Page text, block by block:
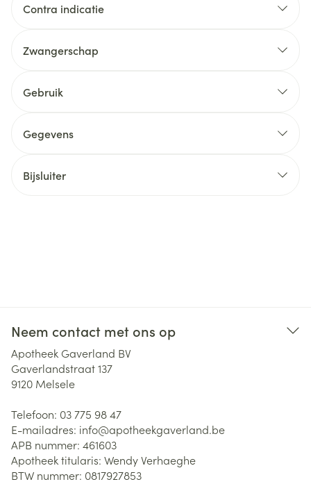
Contra indicatie
Zwangerschap
Gebruik
Gegevens
Bijsluiter
Neem contact met ons op
Apotheek Gaverland BV
Gaverlandstraat 137
9120 Melsele
Telefoon: 03 775 98 47
E-mailadres: info@apotheekgaverland.be
APB nummer: 461603
Apotheek titularis: Wendy Verhaeghe
BTW nummer: 0817927853